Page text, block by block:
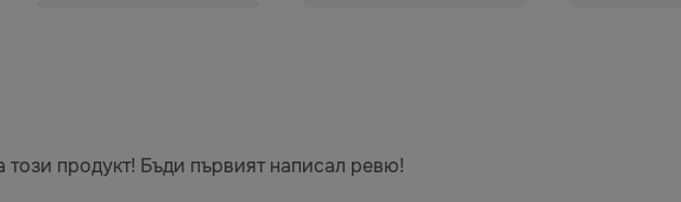
продукт! Бъди първият написал ревю!